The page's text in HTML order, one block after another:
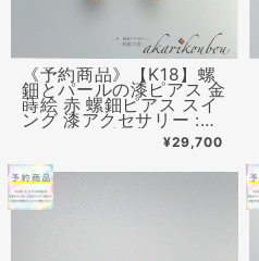
《予約商品》【K18】螺
鈿とパールの漆ピアス 金
蒔絵 赤 螺鈿ピアス スイ
ング 漆アクセサリー :
K18ピアス 淡水パール ラ
ベンダー silver925 螺鈿
ジュエリー
¥29,700